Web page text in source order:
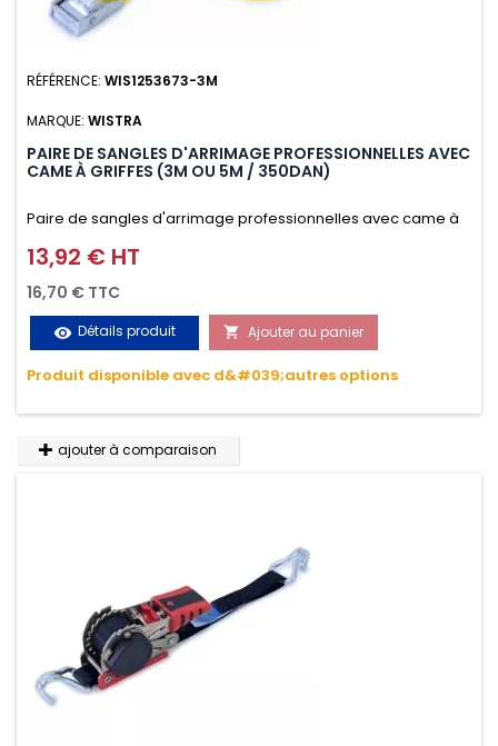
RÉFÉRENCE: WIS1253673-3M
MARQUE: WISTRA
PAIRE DE SANGLES D'ARRIMAGE PROFESSIONNELLES AVEC
CAME À GRIFFES (3M OU 5M / 350DAN)
Paire de sangles d'arrimage professionnelles avec came à
griffes (3M ou 5M / 350daN), simple et rapide d'utilisation.
Permet d'arrimer et de sécuriser vos chargements pendant
le transport. Matière polyester très résistante aux UV et aux
variations de températures, n'absorbe pas l'eau.
Prix
13,92 € HT
16,70 € TTC
visibility Détails produit  Ajouter au panier
Produit disponible avec d&#039;autres options
ajouter à comparaison